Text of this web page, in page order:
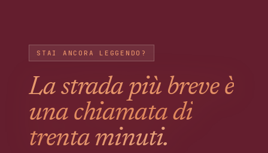
STAI ANCORA LEGGENDO?
La strada più breve è
una chiamata di
trenta minuti.